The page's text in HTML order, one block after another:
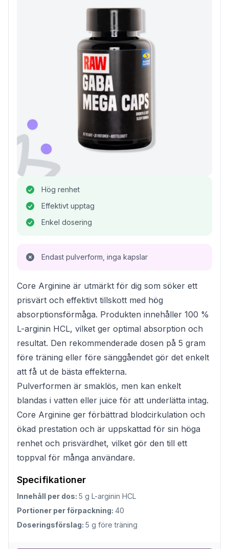
Hög renhet
Effektivt upptag
Enkel dosering
Endast pulverform, inga kapslar
Core Arginine är utmärkt för dig som söker ett
prisvärt och effektivt tillskott med hög
absorptionsförmåga. Produkten innehåller 100 %
L-arginin HCL, vilket ger optimal absorption och
resultat. Den rekommenderade dosen på 5 gram
före träning eller före sänggåendet gör det enkelt
att få ut de bästa effekterna.
Pulverformen är smaklös, men kan enkelt
blandas i vatten eller juice för att underlätta intag.
Core Arginine ger förbättrad blodcirkulation och
ökad prestation och är uppskattad för sin höga
renhet och prisvärdhet, vilket gör den till ett
toppval för många användare.
Specifikationer
Innehåll per dos: 5 g L-arginin HCL
Portioner per förpackning: 40
Doseringsförslag: 5 g före träning